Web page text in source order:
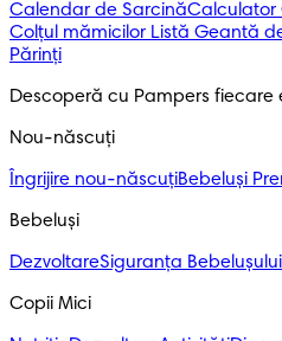
Calendar de SarcinăCalculator
Colțul mămicilor Listă Geantă
Părinți
Descoperă cu Pampers fiecare
Nou-născuți
Îngrijire nou-născuțiBebeluși
Bebeluși
DezvoltareSiguranța Bebelușului
Copii Mici